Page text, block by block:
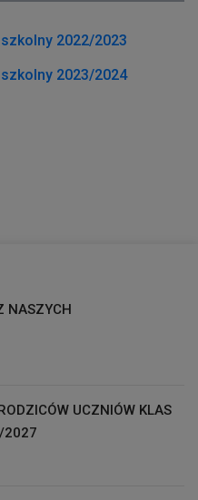
szkolny 2022/2023
szkolny 2023/2024
NASZYCH
UCZNIÓW KLAS
2027